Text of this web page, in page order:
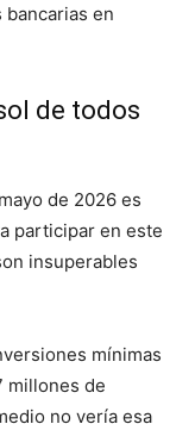
en
de todos
de 2026 es
participar en este
insuperables
mínimas
millones de
no vería esa